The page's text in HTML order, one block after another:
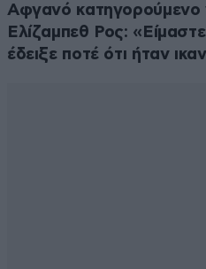
Αφγανό κατηγορούμενο
Ελίζαμπεθ Ρος:
έδειξε ποτέ ότι ήταν